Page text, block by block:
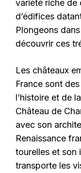
variété riche de
d’édifices
Plongeons
découvrir ces
Les châteaux
France sont
l’histoire et de
Château de
avec son
Renaissance
tourelles et son
transporte les